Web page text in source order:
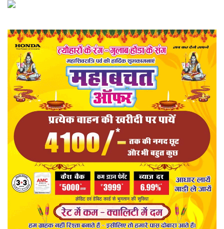
खेल
राज्य
व्यापार
रोजगार
संपादकीय
राजनीति
मैगज़ीन की लेख